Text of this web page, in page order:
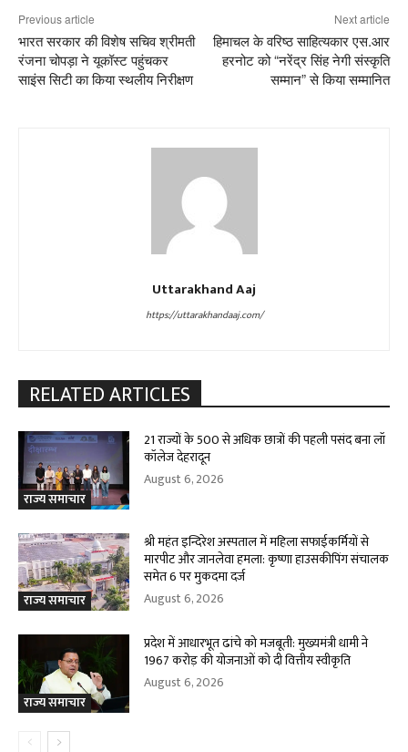
Previous article
भारत सरकार की विशेष सचिव श्रीमती
रंजना चोपड़ा ने यूकॉस्ट पहुंचकर
साइंस सिटी का किया स्थलीय निरीक्षण
Next article
हिमाचल के वरिष्ठ साहित्यकार एस.आर
हरनोट को “नरेंद्र सिंह नेगी संस्कृति
सम्मान” से किया सम्मानित
Uttarakhand Aaj
https://uttarakhandaaj.com/
RELATED ARTICLES
राज्य समाचार
21 राज्यों के 500 से अधिक छात्रों की पहली पसंद बना लॉ
कॉलेज देहरादून
August 6, 2026
राज्य समाचार
श्री महंत इन्दिरेश अस्पताल में महिला सफाईकर्मियों से
मारपीट और जानलेवा हमला: कृष्णा हाउसकीपिंग संचालक
समेत 6 पर मुकदमा दर्ज
August 6, 2026
राज्य समाचार
प्रदेश में आधारभूत ढांचे को मजबूती: मुख्यमंत्री धामी ने
1967 करोड़ की योजनाओं को दी वित्तीय स्वीकृति
August 6, 2026